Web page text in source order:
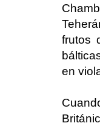
frutos
en